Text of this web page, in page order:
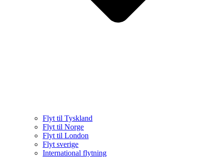
Flyt til Tyskland
Flyt til Norge
Flyt til London
Flyt sverige
International flytning